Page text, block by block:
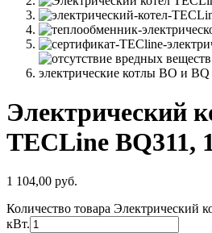
Электрический
TECLine BQ311,
1 104,00 руб.
Количество товара Электрический
кВт.